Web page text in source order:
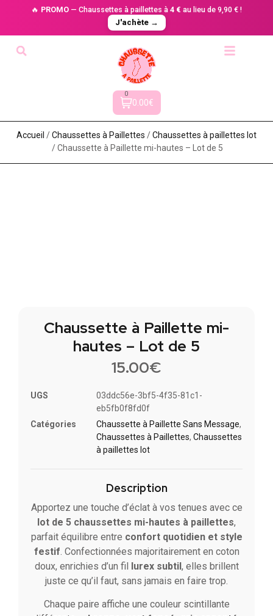
🔥 PROMO — Chaussettes à paillettes à 4 € au lieu de 9,90 € !
J'achète →
0
0.00€
Accueil /Chaussettes à Paillette​s /Chaussettes à paillettes lot​
/ Chaussette à Paillette mi-hautes – Lot de 5​
Chaussette à Paillette mi-
hautes – Lot de 5​
15.00€
UGS
03ddc56e-3bf5-4f35-81c1-
eb5fb0f8fd0f
Catégories
Chaussette à Paillette Sans Message,
Chaussettes à Paillette​s, Chaussettes
à paillettes lot​
Description
Apportez une touche d’éclat à vos tenues avec ce
lot de 5 chaussettes mi-hautes à paillettes,
parfait équilibre entre confort quotidien et style
festif. Confectionnées majoritairement en coton
doux, enrichies d’un fil lurex subtil, elles brillent
juste ce qu’il faut, sans jamais en faire trop.
Chaque paire affiche une couleur scintillante